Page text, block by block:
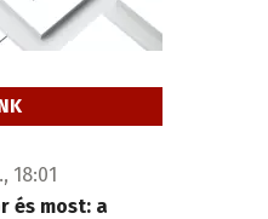
18:01
és most: a